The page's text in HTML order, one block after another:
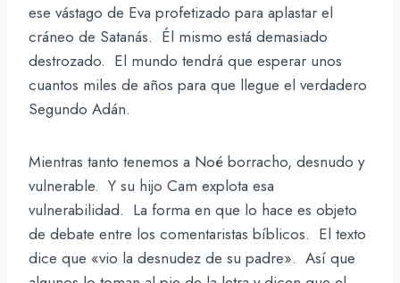
ese vástago de Eva profetizado para aplastar el
cráneo de Satanás. Él mismo está demasiado
destrozado. El mundo tendrá que esperar unos
cuantos miles de años para que llegue el verdadero
Segundo Adán.
Mientras tanto tenemos a Noé borracho, desnudo y
vulnerable. Y su hijo Cam explota esa
vulnerabilidad. La forma en que lo hace es objeto
de debate entre los comentaristas bíblicos. El texto
dice que «vio la desnudez de su padre». Así que